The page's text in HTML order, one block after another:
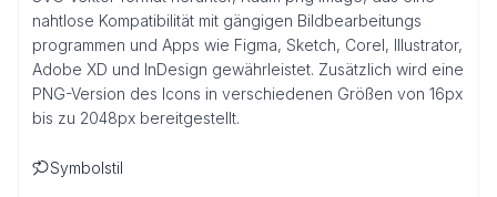
nahtlose Kompatibilität mit gängigen Bildbearbeitungs
programmen und Apps wie Figma, Sketch, Corel, Illustrator,
Adobe XD und InDesign gewährleistet. Zusätzlich wird eine
PNG-Version des Icons in verschiedenen Größen von 16px
bis zu 2048px bereitgestellt.
Symbolstil